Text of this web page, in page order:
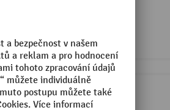
pevnými policemi